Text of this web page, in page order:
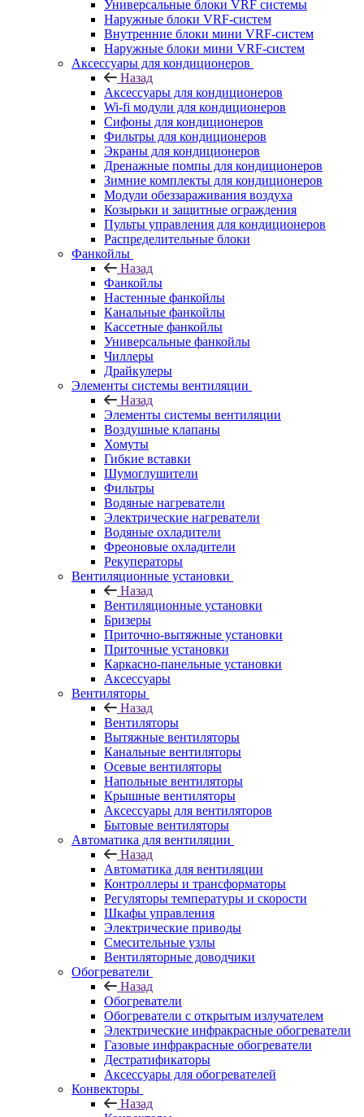
Универсальные блоки VRF системы
Наружные блоки VRF-систем
Внутренние блоки мини VRF-систем
Наружные блоки мини VRF-систем
Аксессуары для кондиционеров
Назад
Аксессуары для кондиционеров
Wi-fi модули для кондиционеров
Сифоны для кондиционеров
Фильтры для кондиционеров
Экраны для кондиционеров
Дренажные помпы для кондиционеров
Зимние комплекты для кондиционеров
Модули обеззараживания воздуха
Козырьки и защитные ограждения
Пульты управления для кондиционеров
Распределительные блоки
Фанкойлы
Назад
Фанкойлы
Настенные фанкойлы
Канальные фанкойлы
Кассетные фанкойлы
Универсальные фанкойлы
Чиллеры
Драйкулеры
Элементы системы вентиляции
Назад
Элементы системы вентиляции
Воздушные клапаны
Хомуты
Гибкие вставки
Шумоглушители
Фильтры
Водяные нагреватели
Электрические нагреватели
Водяные охладители
Фреоновые охладители
Рекуператоры
Вентиляционные установки
Назад
Вентиляционные установки
Бризеры
Приточно-вытяжные установки
Приточные установки
Каркасно-панельные установки
Аксессуары
Вентиляторы
Назад
Вентиляторы
Вытяжные вентиляторы
Канальные вентиляторы
Осевые вентиляторы
Напольные вентиляторы
Крышные вентиляторы
Аксессуары для вентиляторов
Бытовые вентиляторы
Автоматика для вентиляции
Назад
Автоматика для вентиляции
Контроллеры и трансформаторы
Регуляторы температуры и скорости
Шкафы управления
Электрические приводы
Смесительные узлы
Вентиляторные доводчики
Обогреватели
Назад
Обогреватели
Обогреватели с открытым излучателем
Электрические инфракрасные обогреватели
Газовые инфракрасные обогреватели
Дестратификаторы
Аксессуары для обогревателей
Конвекторы
Назад